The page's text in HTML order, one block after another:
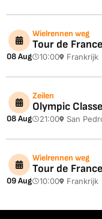
08 Aug
Wielrennen weg
Tour de
10:00 Frankrijk
08 Aug
Zeilen
Olympic
21:00 San
09 Aug
Wielrennen weg
Tour de
10:00 Frankrijk